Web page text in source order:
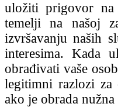
uložiti prigovor na
temelji na našoj
izvršavanju naših
interesima. Kada
obrađivati vaše
legitimni razlozi za
ako je obrada